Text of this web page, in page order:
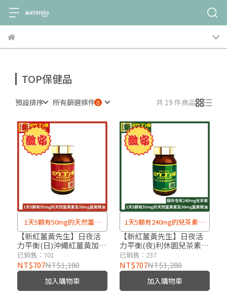
TOP保健品
預設排序 所有篩選條件 共 19 件商品
1天5顆有50mg的天然薑黃
素及30mg薑黃精油
【新紅薑黃先生】日夜活
力平衡(日)沖繩紅薑黃加強
版x1瓶(100顆/瓶)
已銷售：701
NT$707NT$1,180
加入購物車
1天5顆有240mg的兒茶素、
50mg的天然薑黃素及30mg
薑黃精油
【新紅薑黃先生】日夜活
力平衡(夜)利休園兒茶素升
級版x1瓶(100顆/瓶)
已銷售：237
NT$707NT$1,280
加入購物車